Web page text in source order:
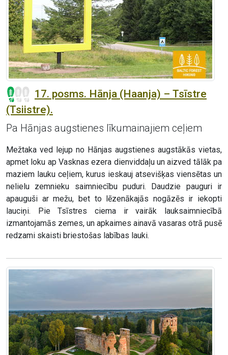
17. posms. Hānja (Haanja) – Tsīstre
(Tsiistre).
Pa Hānjas augstienes līkumainajiem ceļiem
Mežtaka ved lejup no Hānjas augstienes augstākās vietas,
apmet loku ap Vasknas ezera dienviddaļu un aizved tālāk pa
maziem lauku ceļiem, kurus ieskauj atsevišķas viensētas un
nelielu zemnieku saimniecību puduri. Daudzie pauguri ir
apauguši ar mežu, bet to lēzenākajās nogāzēs ir iekopti
lauciņi. Pie Tsīstres ciema ir vairāk lauksaimniecībā
izmantojamās zemes, un apkaimes ainavā vasaras otrā pusē
redzami skaisti briestošas labības lauki.